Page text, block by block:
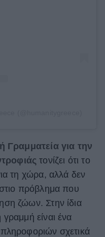
Γραμματεία για την
τονίζει ότι το
τη χώρα, αλλά δεν
πρόβλημα που
ζώων. Στην ίδια
είναι ένα
σχετικά